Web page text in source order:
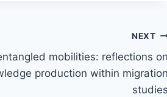
NEXT
mobilities: reflections on
production within migration
studies